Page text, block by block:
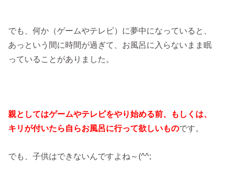
でも、何か（ゲームやテレビ）に夢中になっていると、
あっという間に時間が過ぎて、お風呂に入らないまま眠
っていることがありました。
親としてはゲームやテレビをやり始める前、もしくは、
キリが付いたら自らお風呂に行って欲しいものです。
でも、子供はできないんですよね～(^^;